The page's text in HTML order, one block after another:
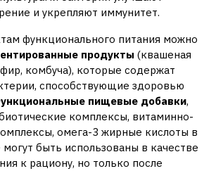
и укрепляют иммунитет.
функционального питания можно
продукты (квашеная
комбуча), которые содержат
способствующие здоровью
пищевые добавки,
комплексы, витаминно-
омега-3 жирные кислоты в
могут быть использованы в качестве
к рациону, но только после